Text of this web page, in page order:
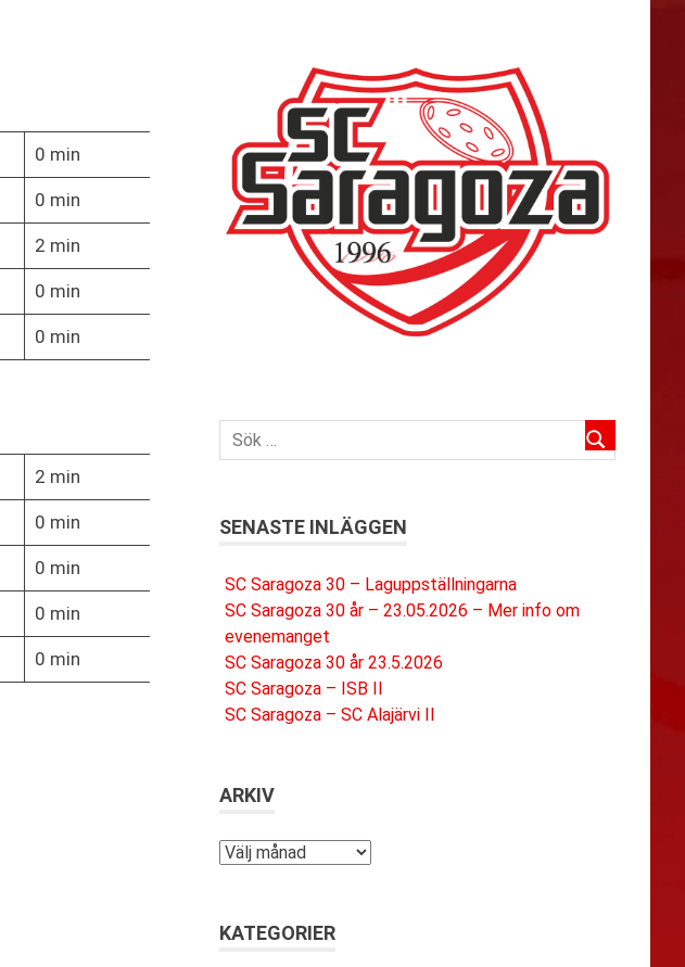
0 min
0 min
2 min
0 min
0 min
2 min
0 min
0 min
0 min
0 min
SENASTE INLÄGGEN
SC Saragoza 30 – Laguppställningarna
SC Saragoza 30 år – 23.05.2026 – Mer info om
evenemanget
SC Saragoza 30 år 23.5.2026
SC Saragoza – ISB II
SC Saragoza – SC Alajärvi II
ARKIV
Arkiv
KATEGORIER